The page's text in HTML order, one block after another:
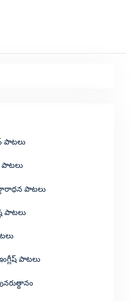
పాటలు
పాటలు
పాటలు
పాటలు
పాటలు